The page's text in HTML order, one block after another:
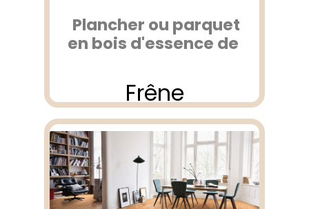
Plancher ou parquet
en bois d'essence de
Frêne